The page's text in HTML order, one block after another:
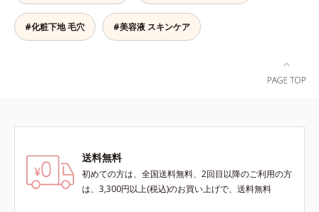
ステップ】洗顔の後、化粧水の前に
お使いいただく先行型美容液です。
※敏感肌対象パッチテスト済（すべ
すべての人にコメド（ニキビのも
ません
#化粧下地 毛穴 #美容液 スキンケア
送料無料
初めての方は、全国送料無料、2回目以降のご利用の方
は、3,300円以上(税込)のお買い上げで、送料無料